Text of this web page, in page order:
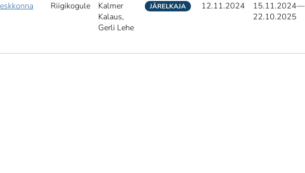
Riigikogule
Kalmer
Kalaus,
Gerli Lehe
JÄRELKAJA 12.11.2024 15.11.2024—
22.10.2025